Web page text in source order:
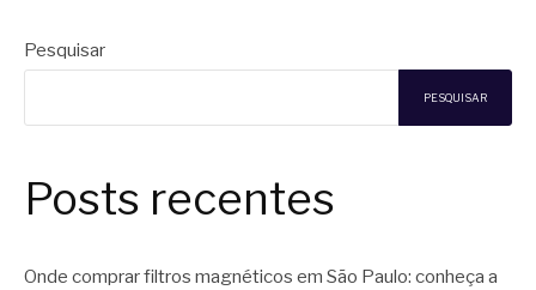
Pesquisar
PESQUISAR
Posts recentes
Onde comprar filtros magnéticos em São Paulo: conheça a